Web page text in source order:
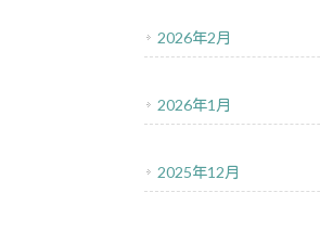
2026年2月
2026年1月
2025年12月